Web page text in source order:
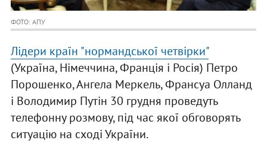
ФОТО: АПУ
Лідери країн "нормандської четвірки"
(Україна, Німеччина, Франція і Росія) Петро
Порошенко, Ангела Меркель, Франсуа Олланд
і Володимир Путін 30 грудня проведуть
телефонну розмову, під час якої обговорять
ситуацію на сході України.